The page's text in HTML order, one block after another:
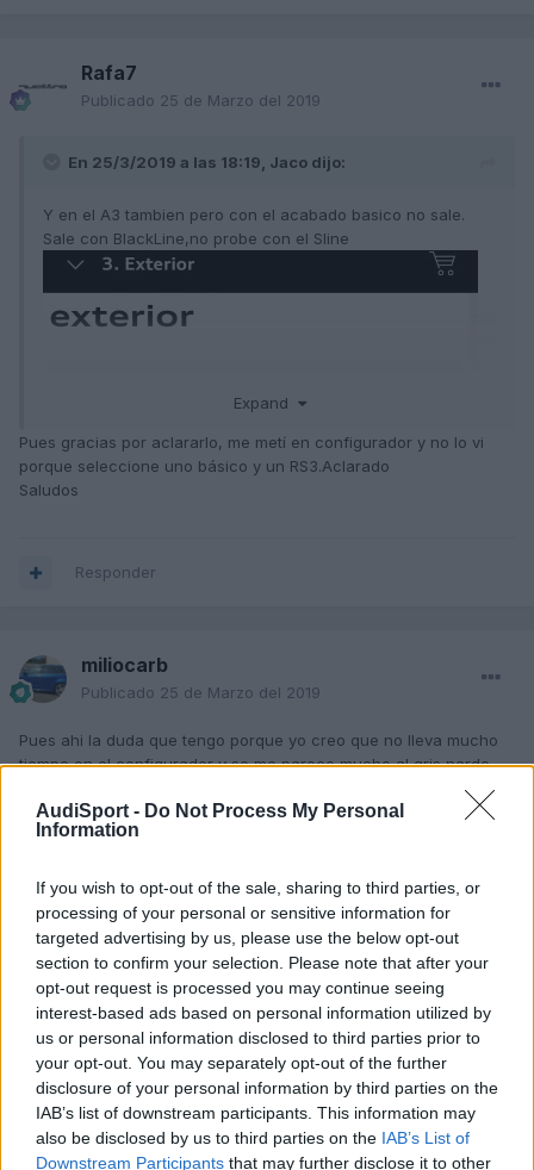
AudiSport - Do Not Process My Personal
Information
If you wish to opt-out of the sale, sharing to third parties, or
processing of your personal or sensitive information for
targeted advertising by us, please use the below opt-out
section to confirm your selection. Please note that after your
opt-out request is processed you may continue seeing
interest-based ads based on personal information utilized by
us or personal information disclosed to third parties prior to
your opt-out. You may separately opt-out of the further
disclosure of your personal information by third parties on the
IAB’s list of downstream participants. This information may
also be disclosed by us to third parties on the IAB’s List of
Downstream Participants that may further disclose it to other
Rafa7
Publicado 25 de Marzo del 2019
En 25/3/2019 a las 18:19, Jaco dijo:
Y en el A3 tambien pero con el acabado basico no sale.
Sale con BlackLine,no probe con el Sline
Expand
Pues gracias por aclararlo, me metí en configurador y no lo vi
porque seleccione uno básico y un RS3.Aclarado
Saludos
Responder
miliocarb
Publicado 25 de Marzo del 2019
Pues ahi la duda que tengo porque yo creo que no lleva mucho
tiempo en el configurador y se me parece mucho al gris nardo
,yo buscaron por internet solo encontré un par de Audi a3 y en
Alemania,Que os parece el de la foto?